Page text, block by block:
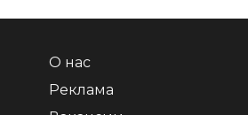
О нас
Реклама